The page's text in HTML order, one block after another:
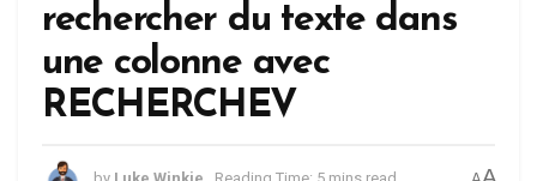
rechercher du texte dans
une colonne avec
RECHERCHEV